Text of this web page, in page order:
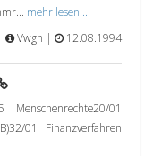
mehr lesen...
Vwgh | 12.08.1994
Menschenrechte20/01
01 Finanzverfahren